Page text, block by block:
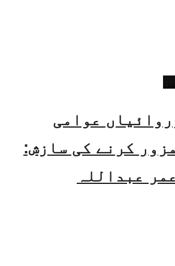
عوامی
کرنے کی سازش:
عبداللہ